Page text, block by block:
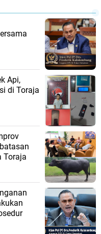
Api,
di Toraja
Toraja